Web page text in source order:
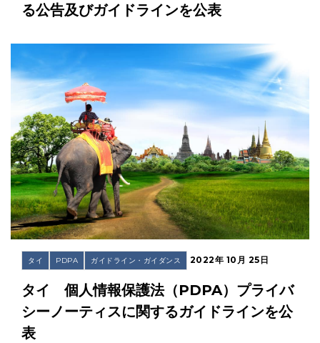
る公告及びガイドラインを公表
タイ PDPA ガイドライン・ガイダンス 2022年 10月 25日
タイ 個人情報保護法（PDPA）プライバ
シーノーティスに関するガイドラインを公
表